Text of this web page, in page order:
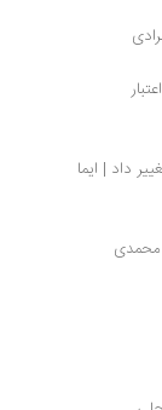
نگاهی به پول و وعده‌ها: هفت معامله‌ای که دنیا را تغییر داد | ایما
شرح رساله قشیریه(گیسودراز) در گفت‌وگو با محسن محمدی